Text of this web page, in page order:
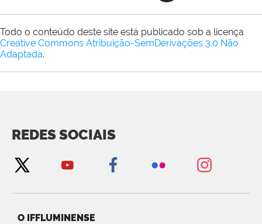
Todo o conteúdo deste site está publicado sob a licença
Creative Commons Atribuição-SemDerivações 3.0 Não
Adaptada.
REDES SOCIAIS
O IFFLUMINENSE